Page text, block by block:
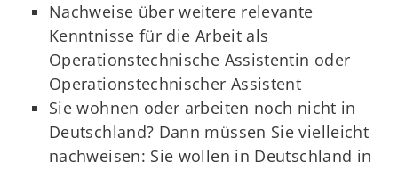
Nachweise über weitere relevante
Kenntnisse für die Arbeit als
Operationstechnische Assistentin oder
Operationstechnischer Assistent
Sie wohnen oder arbeiten noch nicht in
Deutschland? Dann müssen Sie vielleicht
nachweisen: Sie wollen in Deutschland in